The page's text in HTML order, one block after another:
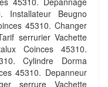
Installateur Beugno
45310. Changer
serrurier Vachette
Coinces 45310.
Cylindre Dorma
45310. Depanneur
serrure Vachette